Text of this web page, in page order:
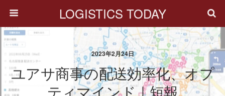
LOGISTICS TODAY
2023年2月24日
ユアサ商事の配送効率化、オプ
ティマインド｜短報